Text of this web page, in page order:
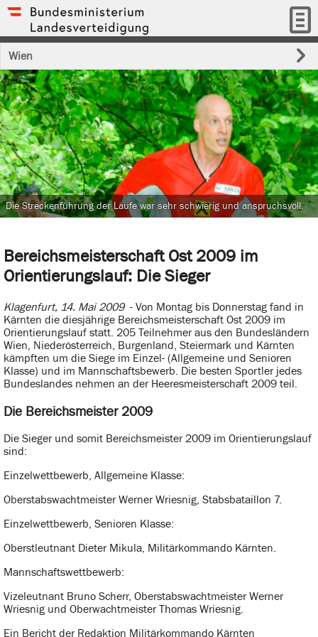
Wien
Bereichsmeisterschaft Ost 2009 im
Orientierungslauf: Die Sieger
Klagenfurt, 14. Mai 2009 - Von Montag bis Donnerstag fand in
Kärnten die diesjährige Bereichsmeisterschaft Ost 2009 im
Orientierungslauf statt. 205 Teilnehmer aus den Bundesländern
Wien, Niederösterreich, Burgenland, Steiermark und Kärnten
kämpften um die Siege im Einzel- (Allgemeine und Senioren
Klasse) und im Mannschaftsbewerb. Die besten Sportler jedes
Bundeslandes nehmen an der Heeresmeisterschaft 2009 teil.
Die Bereichsmeister 2009
Die Sieger und somit Bereichsmeister 2009 im Orientierungslauf
sind:
Einzelwettbewerb, Allgemeine Klasse:
Oberstabswachtmeister Werner Wriesnig, Stabsbataillon 7.
Einzelwettbewerb, Senioren Klasse:
Oberstleutnant Dieter Mikula, Militärkommando Kärnten.
Mannschaftswettbewerb:
Vizeleutnant Bruno Scherr, Oberstabswachtmeister Werner
Wriesnig und Oberwachtmeister Thomas Wriesnig.
Ein Bericht der Redaktion Militärkommando Kärnten
Die Streckenführung der Läufe war sehr schwierig und anspruchsvoll.